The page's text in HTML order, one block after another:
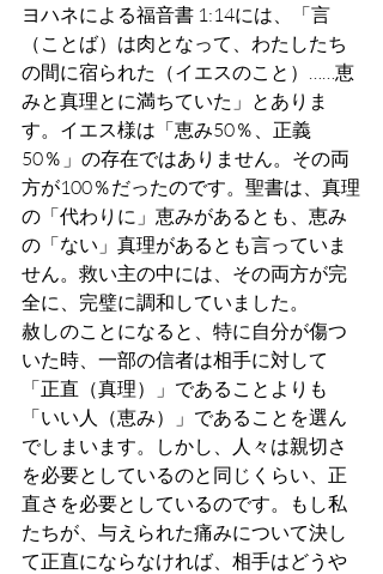
ヨハネによる福音書 1:14には、「言
（ことば）は肉となって、わたしたち
の間に宿られた（イエスのこと）……恵
みと真理とに満ちていた」とありま
す。イエス様は「恵み50％、正義
50％」の存在ではありません。その両
方が100％だったのです。聖書は、真理
の「代わりに」恵みがあるとも、恵み
の「ない」真理があるとも言っていま
せん。救い主の中には、その両方が完
全に、完璧に調和していました。
赦しのことになると、特に自分が傷つ
いた時、一部の信者は相手に対して
「正直（真理）」であることよりも
「いい人（恵み）」であることを選ん
でしまいます。しかし、人々は親切さ
を必要としているのと同じくらい、正
直さを必要としているのです。もし私
たちが、与えられた痛みについて決し
て正直にならなければ、相手はどうや